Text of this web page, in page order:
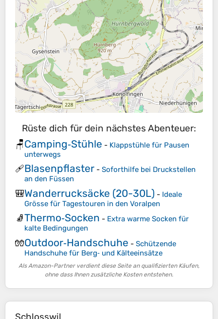
Rüste dich für dein nächstes Abenteuer:
🪑Camping‑Stühle - Klappstühle für Pausen
unterwegs
🩹Blasenpflaster - Soforthilfe bei Druckstellen
an den Füssen
🎒Wanderrucksäcke (20-30L) - Ideale
Grösse für Tagestouren in den Voralpen
🧦Thermo‑Socken - Extra warme Socken für
kalte Bedingungen
🧤Outdoor‑Handschuhe - Schützende
Handschuhe für Berg‑ und Kälteeinsätze
Als Amazon-Partner verdient diese Seite an qualifizierten Käufen,
ohne dass Ihnen zusätzliche Kosten entstehen.